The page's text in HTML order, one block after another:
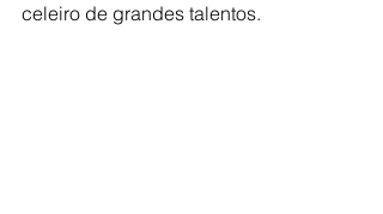
celeiro de grandes talentos.